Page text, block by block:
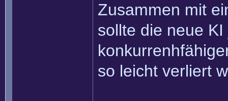
Zusammen mit
sollte die neue
so leicht verliert